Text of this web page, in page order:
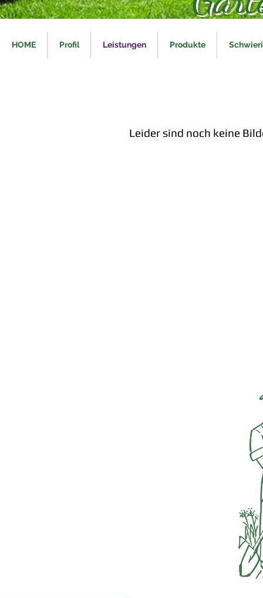
HOME Profil Leistungen Produkte
Leider sind noch keine